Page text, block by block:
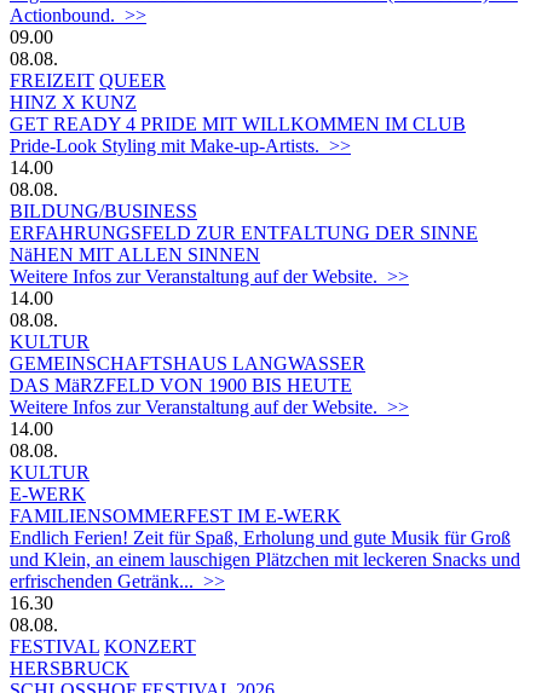
Actionbound. >>
09.00
08.08.
FREIZEIT QUEER
HINZ X KUNZ
GET READY 4 PRIDE MIT WILLKOMMEN IM CLUB
Pride-Look Styling mit Make-up-Artists. >>
14.00
08.08.
BILDUNG/BUSINESS
ERFAHRUNGSFELD ZUR ENTFALTUNG DER SINNE
NäHEN MIT ALLEN SINNEN
Weitere Infos zur Veranstaltung auf der Website. >>
14.00
08.08.
KULTUR
GEMEINSCHAFTSHAUS LANGWASSER
DAS MäRZFELD VON 1900 BIS HEUTE
Weitere Infos zur Veranstaltung auf der Website. >>
14.00
08.08.
KULTUR
E-WERK
FAMILIENSOMMERFEST IM E-WERK
Endlich Ferien! Zeit für Spaß, Erholung und gute Musik für Groß
und Klein, an einem lauschigen Plätzchen mit leckeren Snacks und
erfrischenden Getränk... >>
16.30
08.08.
FESTIVAL KONZERT
HERSBRUCK